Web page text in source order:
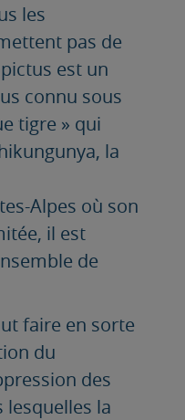
les
pas de
est un
connu sous
tigre » qui
la
Alpes où son
il est
de
faire en sorte
du
des
lesquelles la